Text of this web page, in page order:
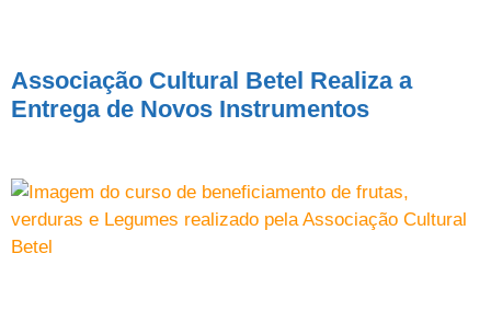
Associação Cultural Betel Realiza a
Entrega de Novos Instrumentos